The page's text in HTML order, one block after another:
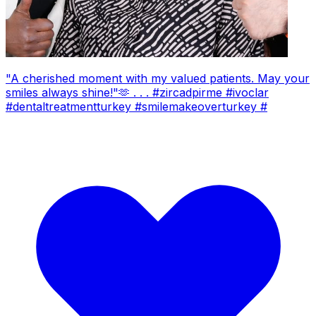
"A cherished moment with my valued patients. May your
smiles always shine!"🫶 . . . #zircadpirme #ivoclar
#dentaltreatmentturkey #smilemakeoverturkey #